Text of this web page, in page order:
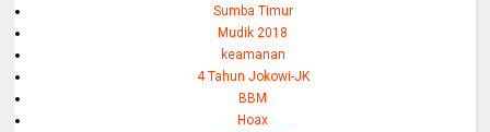
Sumba Timur
Mudik 2018
keamanan
4 Tahun Jokowi-JK
BBM
Hoax